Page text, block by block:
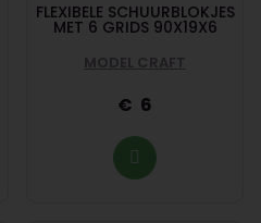
FLEXIBELE SCHUURBLOKJES
MET 6 GRIDS 90X19X6
MODEL CRAFT
6